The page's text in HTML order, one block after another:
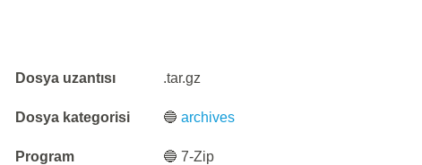
Dosya uzantısı .tar.gz
Dosya kategorisi 🔵archives
Program
🔵 7-Zip